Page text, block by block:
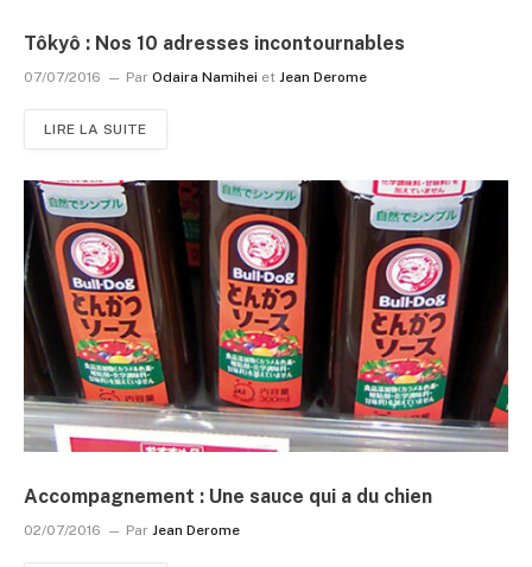
Tôkyô : Nos 10 adresses incontournables
07/07/2016 Par Odaira Namihei et Jean Derome
LIRE LA SUITE
Accompagnement : Une sauce qui a du chien
02/07/2016 Par Jean Derome